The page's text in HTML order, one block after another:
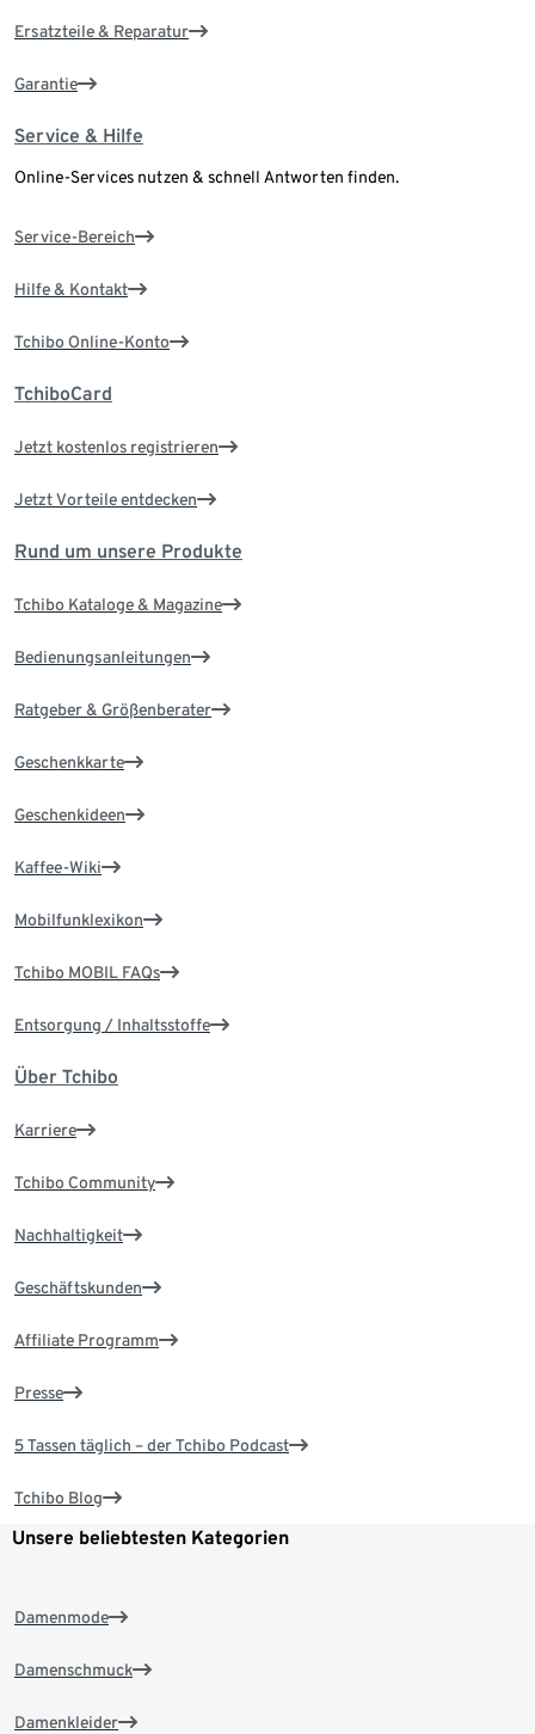
Ersatzteile & Reparatur
Garantie
Service & Hilfe
Online-Services nutzen & schnell Antworten finden.
Service-Bereich
Hilfe & Kontakt
Tchibo Online-Konto
TchiboCard
Jetzt kostenlos registrieren
Jetzt Vorteile entdecken
Rund um unsere Produkte
Tchibo Kataloge & Magazine
Bedienungsanleitungen
Ratgeber & Größenberater
Geschenkkarte
Geschenkideen
Kaffee-Wiki
Mobilfunklexikon
Tchibo MOBIL FAQs
Entsorgung / Inhaltsstoffe
Über Tchibo
Karriere
Tchibo Community
Nachhaltigkeit
Geschäftskunden
Affiliate Programm
Presse
5 Tassen täglich – der Tchibo Podcast
Tchibo Blog
Unsere beliebtesten Kategorien
Damenmode
Damenschmuck
Damenkleider